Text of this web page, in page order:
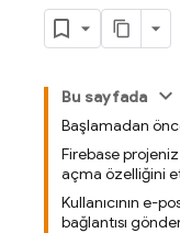
Bu sayfada
Başlamadan
Firebase
açma özelliğini
Kullanıcının e-
bağlantısı